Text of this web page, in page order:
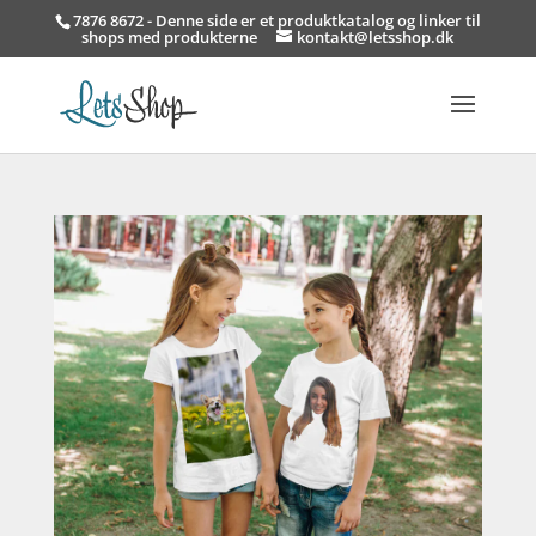
7876 8672 - Denne side er et produktkatalog og linker til
shops med produkterne kontakt@letsshop.dk